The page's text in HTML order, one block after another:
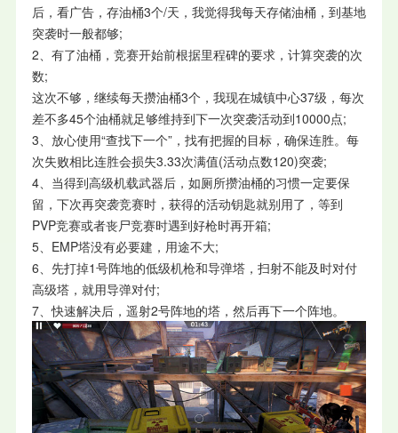
后，看广告，存油桶3个/天，我觉得我每天存储油桶，到基地
突袭时一般都够;
2、有了油桶，竞赛开始前根据里程碑的要求，计算突袭的次
数;
这次不够，继续每天攒油桶3个，我现在城镇中心37级，每次
差不多45个油桶就足够维持到下一次突袭活动到10000点;
3、放心使用“查找下一个”，找有把握的目标，确保连胜。每
次失败相比连胜会损失3.33次满值(活动点数120)突袭;
4、当得到高级机载武器后，如厕所攒油桶的习惯一定要保
留，下次再突袭竞赛时，获得的活动钥匙就别用了，等到
PVP竞赛或者丧尸竞赛时遇到好枪时再开箱;
5、EMP塔没有必要建，用途不大;
6、先打掉1号阵地的低级机枪和导弹塔，扫射不能及时对付
高级塔，就用导弹对付;
7、快速解决后，遥射2号阵地的塔，然后再下一个阵地。